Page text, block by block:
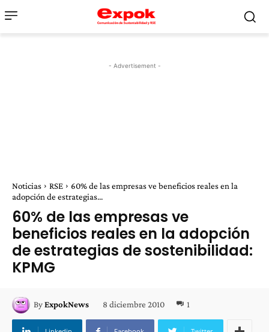
- Advertisement -
Noticias RSE
60% de las empresas ve beneficios reales en la
adopción de estrategias...
60% de las empresas ve
beneficios reales en la adopción
de estrategias de sostenibilidad:
KPMG
ByExpokNews 8 diciembre 2010 1